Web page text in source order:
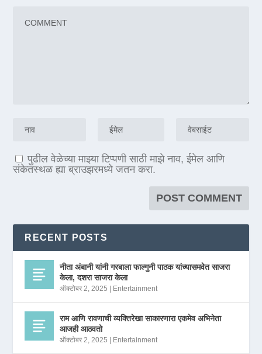
पुढील वेळेच्या माझ्या टिप्पणी साठी माझे नाव, ईमेल आणि
संकेतस्थळ ह्या ब्राउझरमध्ये जतन करा.
RECENT POSTS
नीता अंबानी यांनी गरबाला फाल्गुनी पाठक यांच्यासमवेत साजरा
केला, दशरा साजरा केला
ऑक्टोबर 2, 2025 Entertainment
राम आणि रावणाची व्यक्तिरेखा साकारणारा एकमेव अभिनेता
आजही आठवतो
ऑक्टोबर 2, 2025 Entertainment